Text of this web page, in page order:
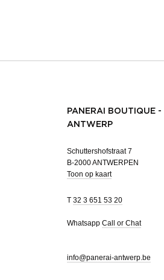
PANERAI BOUTIQUE -
ANTWERP
Schuttershofstraat 7
B-2000 ANTWERPEN
Toon op kaart
T 32 3 651 53 20
Whatsapp Call or Chat
info@panerai-antwerp.be